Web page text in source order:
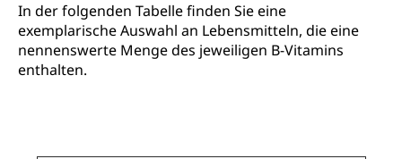
In der folgenden Tabelle finden Sie eine
exemplarische Auswahl an Lebensmitteln, die eine
nennenswerte Menge des jeweiligen B-Vitamins
enthalten.